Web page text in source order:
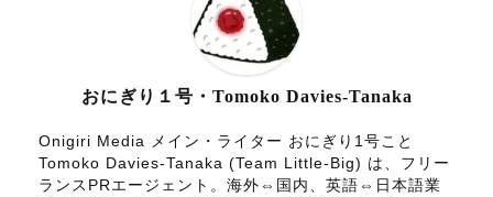
おにぎり１号・Tomoko Davies-Tanaka
Onigiri Media メイン・ライター おにぎり1号こと
Tomoko Davies-Tanaka (Team Little-Big) は、フリー
ランスPRエージェント。海外⇔国内、英語⇔日本語業